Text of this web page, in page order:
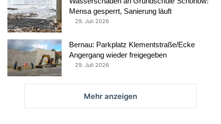
Mensa gesperrt, Sanierung läuft
29. Juli 2026
Bernau: Parkplatz Klementstraße/Ecke
Angergang wieder freigegeben
29. Juli 2026
Mehr anzeigen